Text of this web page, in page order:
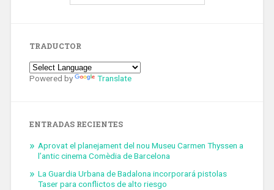
TRADUCTOR
Powered by Translate
ENTRADAS RECIENTES
Aprovat el planejament del nou Museu Carmen Thyssen a
l’antic cinema Comèdia de Barcelona
La Guardia Urbana de Badalona incorporará pistolas
Taser para conflictos de alto riesgo